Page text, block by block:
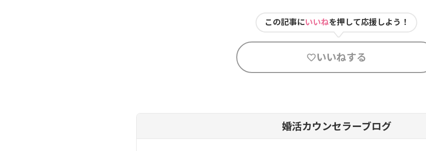
この記事にいいねを押して応援しよう！
いいねする
婚活カウンセラーブログ